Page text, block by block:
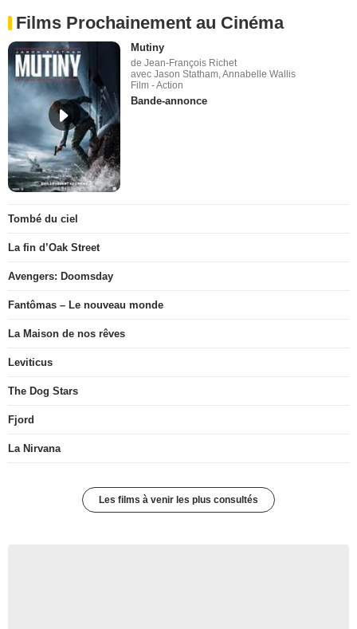
Films Prochainement au Cinéma
Mutiny
de Jean-François Richet
avec Jason Statham, Annabelle Wallis
Film - Action
Bande-annonce
Tombé du ciel
La fin d’Oak Street
Avengers: Doomsday
Fantômas – Le nouveau monde
La Maison de nos rêves
Leviticus
The Dog Stars
Fjord
La Nirvana
Les films à venir les plus consultés